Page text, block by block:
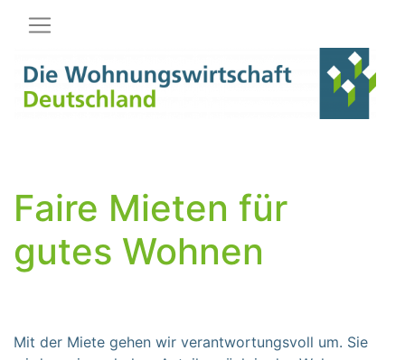
Hauptnavigation
Faire Mieten für
gutes Wohnen
Mit der Miete gehen wir verantwortungsvoll um. Sie